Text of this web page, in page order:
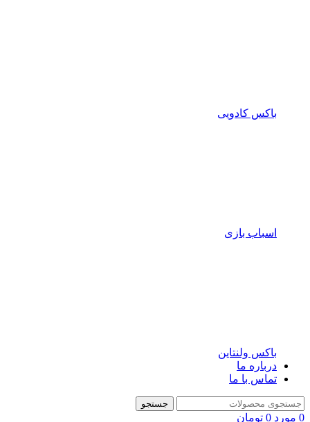
باکس کادویی
اسباب بازی
باکس ولنتاین
درباره ما
تماس با ما
جستجو
0 مورد 0 تومان